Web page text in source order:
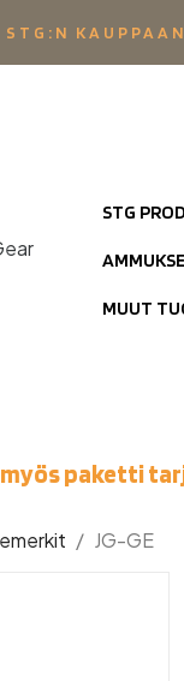
STG:N
STG
MUUT
paketti
JG-GE